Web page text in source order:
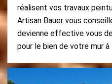
réalisent vos travaux
Artisan Bauer vous
devienne effective vous
pour le bien de votre mur à